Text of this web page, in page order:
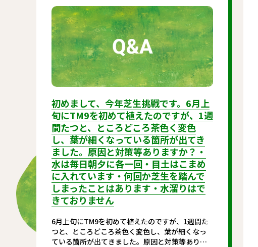
初めまして、今年芝生挑戦です。6月上
旬にTM9を初めて植えたのですが、1週
間たつと、ところどころ茶色く変色
し、葉が細くなっている箇所が出てき
ました。原因と対策等ありますか？・
水は毎日朝夕に各一回・目土はこまめ
に入れています・何回か芝生を踏んで
しまったことはあります・水溜りはで
きておりません
6月上旬にTM9を初めて植えたのですが、1週間た
つと、ところどころ茶色く変色し、葉が細くなっ
ている箇所が出てきました。原因と対策等ありま